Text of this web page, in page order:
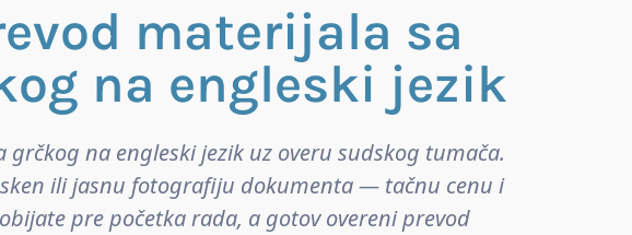
materijala sa
na engleski jezik
grčkog na engleski jezik uz overu sudskog tumača.
ili jasnu fotografiju dokumenta — tačnu cenu i
pre početka rada, a gotov overeni prevod